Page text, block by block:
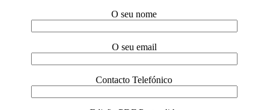
O seu nome
O seu email
Contacto Telefónico